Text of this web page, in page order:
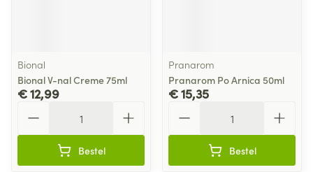
Bional
Bional V-nal Creme 75ml
€ 12,99
Bestel
Pranarom
Pranarom Po Arnica 50ml
€ 15,35
Bestel